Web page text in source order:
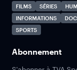
FILMS SÉRIES
INFORMATIONS
SPORTS
Abonnement